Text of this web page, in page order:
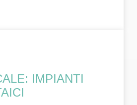
IMPIANTI